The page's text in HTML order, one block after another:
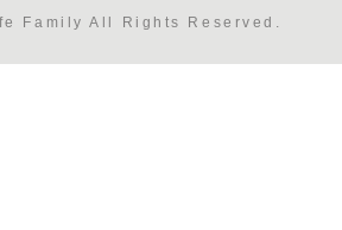
Family All Rights Reserved.